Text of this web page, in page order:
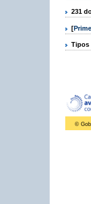
231
[
Tipos
©